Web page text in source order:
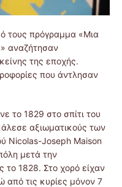
τους πρόγραμμα «Μια
αναζήτησαν
της εποχής.
που άντλησαν
το 1829 στο σπίτι του
αξιωματικούς των
Nicolas-Joseph Maison
μετά την
1828. Στο χορό είχαν
από τις κυρίες μόνον 7